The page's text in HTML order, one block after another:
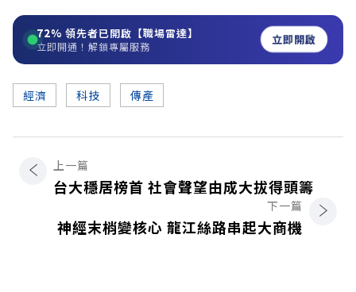
72% 領先者已開啟【職場雷達】
立即開通！解鎖專屬服務 立即開啟
經濟 科技 傳產
上一篇
台大穩居榜首 社會聲望由成大拔得頭籌
下一篇
神經末梢變核心 龍江絲路串起大商機